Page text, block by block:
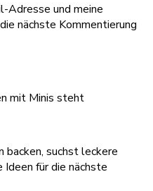
Adresse und meine
nächste Kommentierung
backen, suchst leckere
für die nächste